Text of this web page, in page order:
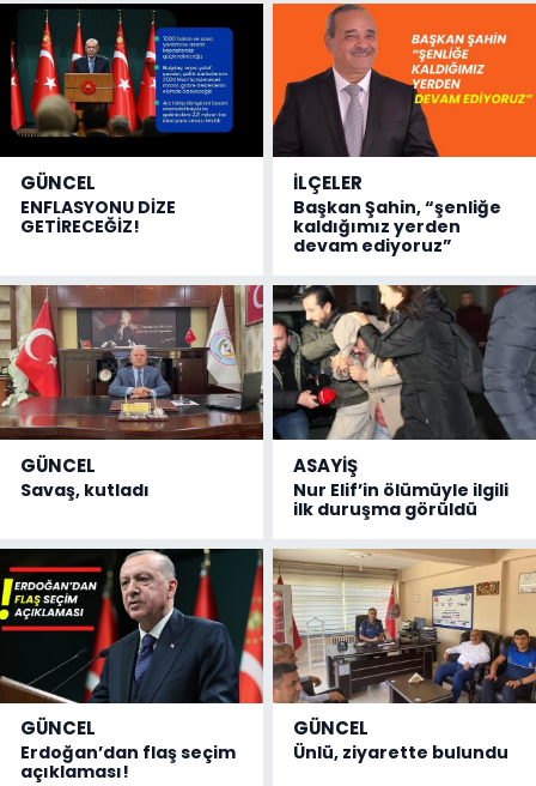
GÜNCEL
ENFLASYONU DİZE
GETİRECEĞİZ!
İLÇELER
Başkan Şahin, “şenliğe
kaldığımız yerden
devam ediyoruz”
GÜNCEL
Savaş, kutladı
ASAYİŞ
Nur Elif’in ölümüyle ilgili
ilk duruşma görüldü
GÜNCEL
Erdoğan’dan flaş seçim
açıklaması!
GÜNCEL
Ünlü, ziyarette bulundu